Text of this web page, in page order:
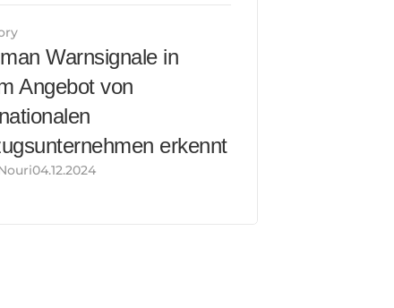
Warnsignale in
Angebot von
erkennt